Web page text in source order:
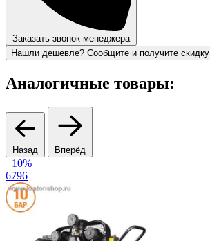
Заказать звонок менеджера
Нашли дешевле? Сообщите и получите скидку
Аналогичные товары:
Назад Вперёд
−10%
6796